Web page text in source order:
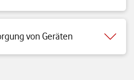
von Geräten